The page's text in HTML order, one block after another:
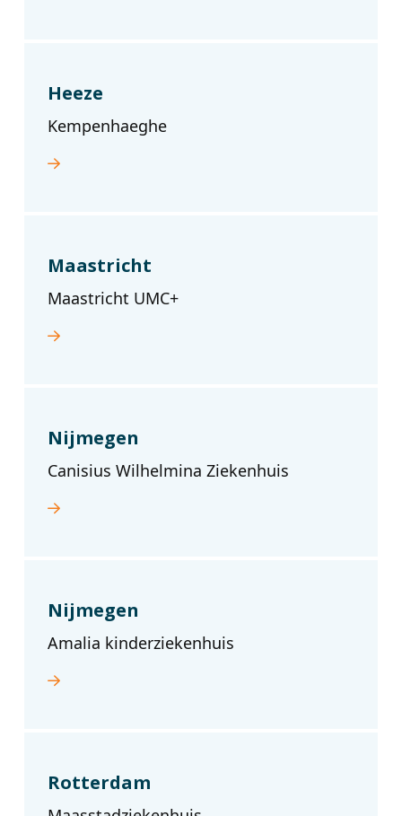
Heeze
Kempenhaeghe
Maastricht
Maastricht UMC+
Nijmegen
Canisius Wilhelmina Ziekenhuis
Nijmegen
Amalia kinderziekenhuis
Rotterdam